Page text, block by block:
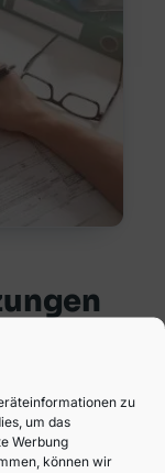
zu
um das
Werbung
können wir